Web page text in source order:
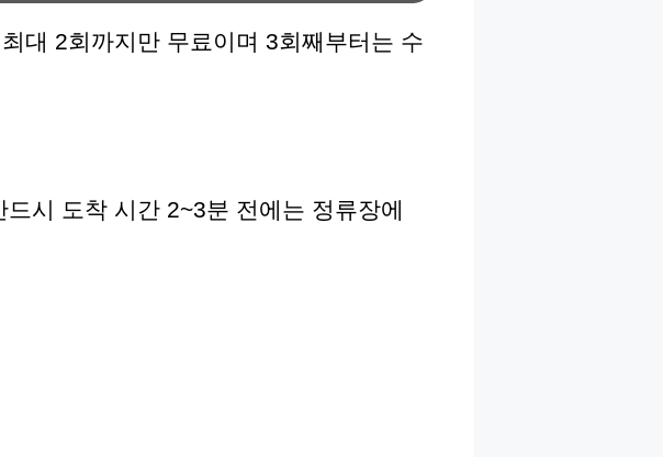
대 2회까지만 무료이며 3회째부터는 수
드시 도착 시간 2~3분 전에는 정류장에